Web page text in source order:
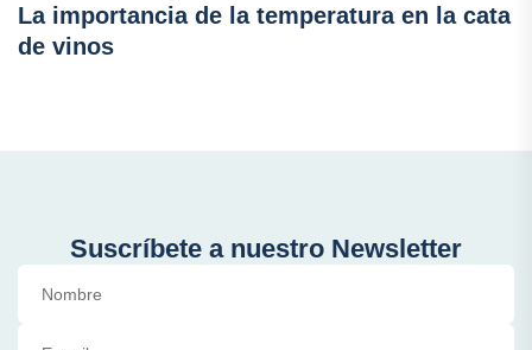
La importancia de la temperatura en la cata
de vinos
Suscríbete a nuestro Newsletter